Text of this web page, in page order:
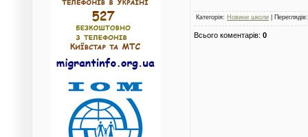
Категорія: Новини школи Переглядів
Всього коментарів: 0